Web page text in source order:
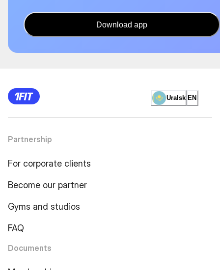
Download app
Uralsk EN
Partnership
For corporate clients
Become our partner
Gyms and studios
FAQ
Documents